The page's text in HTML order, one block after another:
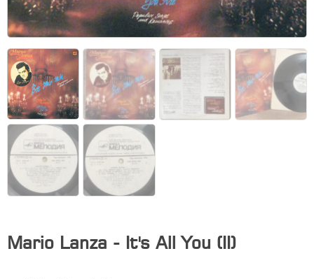
Mario Lanza - It's All You (II)